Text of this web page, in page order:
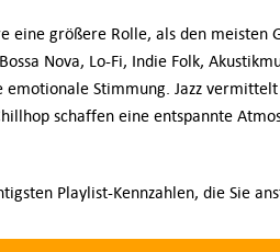
eine größere Rolle, als den meisten
Nova, Lo-Fi, Indie Folk,
Stimmung. Jazz vermittelt
schaffen eine entspannte
Playlist-Kennzahlen, die Sie